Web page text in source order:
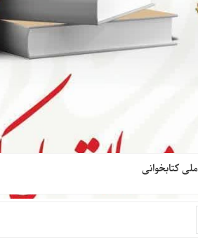
کتابخوانی